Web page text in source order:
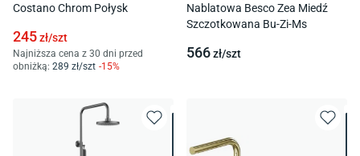
Costano Chrom Połysk
245zł/szt
Najniższa cena z 30 dni przed
obniżką: 289 zł/szt -15%
Nablatowa Besco Zea Miedź
Szczotkowana Bu-Zi-Ms
566zł/szt